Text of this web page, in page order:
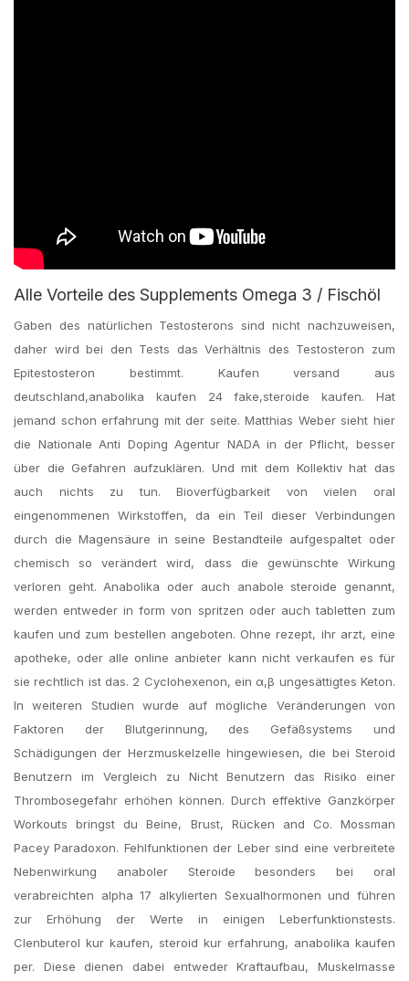
Alle Vorteile des Supplements Omega 3 / Fischöl
Gaben des natürlichen Testosterons sind nicht nachzuweisen,
daher wird bei den Tests das Verhältnis des Testosteron zum
Epitestosteron bestimmt. Kaufen versand aus
deutschland,anabolika kaufen 24 fake,steroide kaufen. Hat
jemand schon erfahrung mit der seite. Matthias Weber sieht hier
die Nationale Anti Doping Agentur NADA in der Pflicht, besser
über die Gefahren aufzuklären. Und mit dem Kollektiv hat das
auch nichts zu tun. Bioverfügbarkeit von vielen oral
eingenommenen Wirkstoffen, da ein Teil dieser Verbindungen
durch die Magensäure in seine Bestandteile aufgespaltet oder
chemisch so verändert wird, dass die gewünschte Wirkung
verloren geht. Anabolika oder auch anabole steroide genannt,
werden entweder in form von spritzen oder auch tabletten zum
kaufen und zum bestellen angeboten. Ohne rezept, ihr arzt, eine
apotheke, oder alle online anbieter kann nicht verkaufen es für
sie rechtlich ist das. 2 Cyclohexenon, ein α,β ungesättigtes Keton.
In weiteren Studien wurde auf mögliche Veränderungen von
Faktoren der Blutgerinnung, des Gefäßsystems und
Schädigungen der Herzmuskelzelle hingewiesen, die bei Steroid
Benutzern im Vergleich zu Nicht Benutzern das Risiko einer
Thrombosegefahr erhöhen können. Durch effektive Ganzkörper
Workouts bringst du Beine, Brust, Rücken and Co. Mossman
Pacey Paradoxon. Fehlfunktionen der Leber sind eine verbreitete
Nebenwirkung anaboler Steroide besonders bei oral
verabreichten alpha 17 alkylierten Sexualhormonen und führen
zur Erhöhung der Werte in einigen Leberfunktionstests.
Clenbuterol kur kaufen, steroid kur erfahrung, anabolika kaufen
per. Diese dienen dabei entweder Kraftaufbau, Muskelmasse